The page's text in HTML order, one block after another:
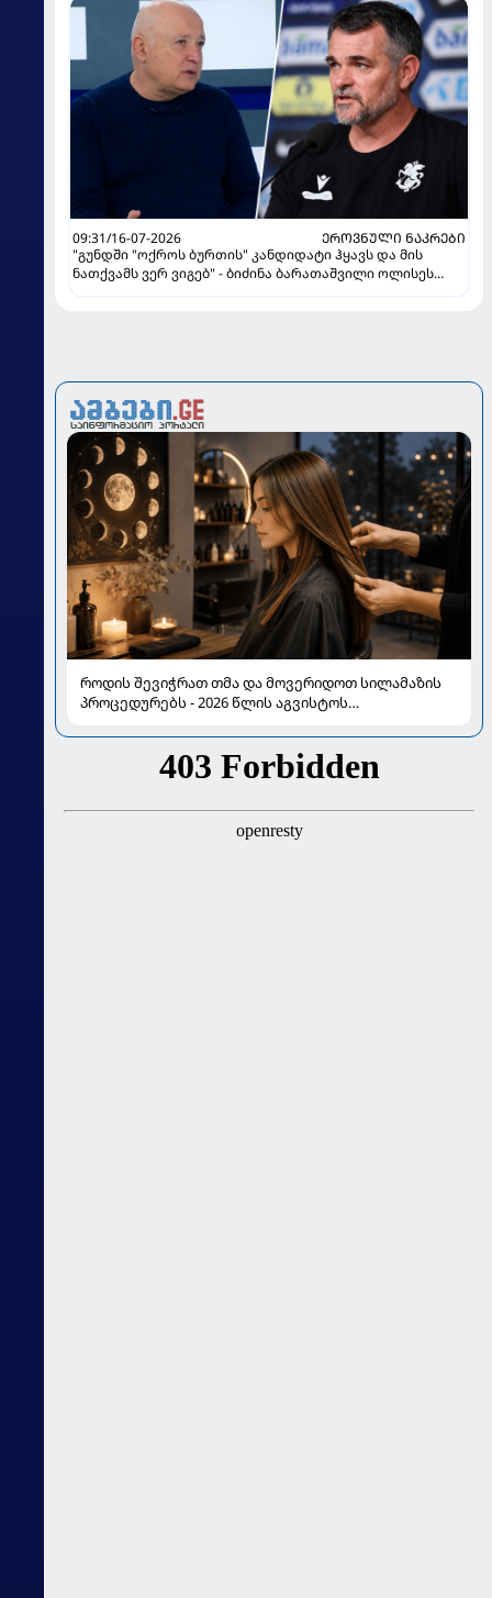
09:31/16-07-2026
ᲔᲠᲝᲕᲜᲣᲚᲘ ᲜᲐᲙᲠᲔᲑᲘ
"გუნდში "ოქროს ბურთის" კანდიდატი ჰყავს და მის
ნათქვამს ვერ ვიგებ" - ბიძინა ბარათაშვილი ოლისეს
როდის შევიჭრათ თმა და მოვერიდოთ სილამაზის
პროცედურებს - 2026 წლის აგვისტოს